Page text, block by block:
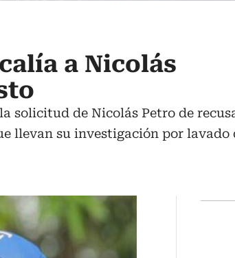
a Nicolás
solicitud de Nicolás Petro de
llevan su investigación por lavado